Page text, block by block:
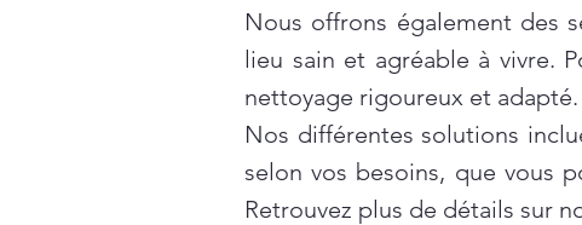
Nous offrons également des
lieu sain et agréable à vivre.
nettoyage rigoureux et adapté.
Nos différentes solutions
selon vos besoins, que vous
Retrouvez plus de détails sur